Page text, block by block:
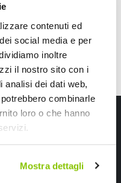
contenuti ed
social media e per
inoltre
il nostro sito con i
analisi dei dati web,
combinarle
loro o che hanno
Mostra dettagli
Speedup
il tuo primo acquisto online!